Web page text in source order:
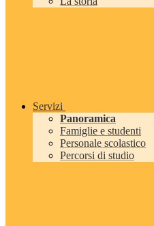
Servizi
Panoramica
Famiglie e studenti
Personale scolastico
Percorsi di studio